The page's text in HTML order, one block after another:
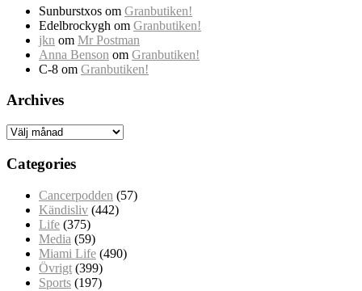
Sunburstxos om Granbutiken!
Edelbrockygh om Granbutiken!
jkn om Mr Postman
Anna Benson om Granbutiken!
C-8 om Granbutiken!
Archives
Archives
Categories
Cancerpodden (57)
Kändisliv (442)
Life (375)
Media (59)
Miami Life (490)
Övrigt (399)
Sports (197)